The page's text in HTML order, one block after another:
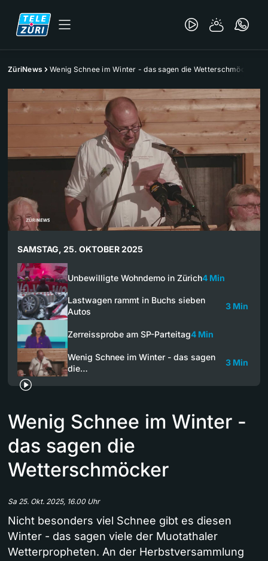
ZüriNews Wenig Schnee im Winter - das sagen die Wetterschmöcker
SAMSTAG, 25. OKTOBER 2025
Unbewilligte Wohndemo in Zürich4 Min
Lastwagen rammt in Buchs sieben
Autos
3 Min
Zerreissprobe am SP-Parteitag4 Min
Wenig Schnee im Winter - das sagen
die…
3 Min
Wenig Schnee im Winter -
das sagen die
Wetterschmöcker
Sa 25. Okt. 2025, 16.00 Uhr
Nicht besonders viel Schnee gibt es diesen
Winter - das sagen viele der Muotathaler
Wetterpropheten. An der Herbstversammlung